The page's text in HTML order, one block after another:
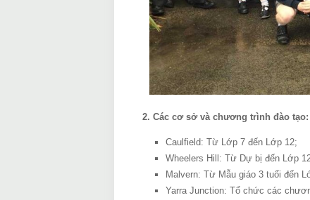
2. Các cơ sở và chương trình đào tạo:
Caulfield: Từ Lớp 7 đến Lớp 12;
Wheelers Hill: Từ Dự bị đến Lớp
Malvern: Từ Mẫu giáo 3 tuổi đến
Yarra Junction: Tổ chức các